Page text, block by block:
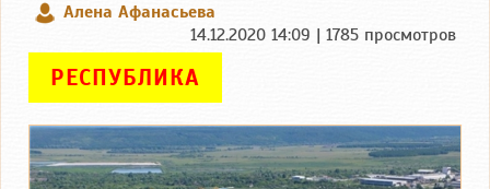
Алена Афанасьева
14.12.2020 14:09 | 1785 просмотров
РЕСПУБЛИКА